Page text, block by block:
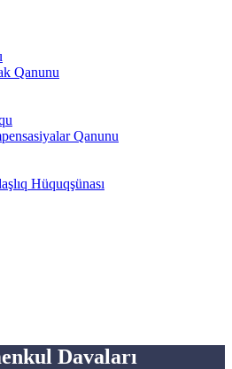
Qanunu
Qanunu
Hüquqşünası
Davaları